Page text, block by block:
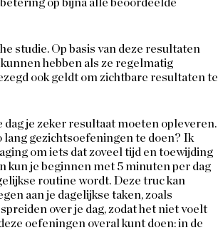
op bijna alle beoordeelde
studie. Op basis van deze resultaten
hebben als ze regelmatig
ook geldt om zichtbare resultaten te
dag je zeker resultaat moeten opleveren.
lang gezichtsoefeningen te doen? Ik
om iets dat zoveel tijd en toewijding
kun je beginnen met 5 minuten per dag
routine wordt. Deze truc kan
aan je dagelijkse taken, zoals
over je dag, zodat het niet voelt
oefeningen overal kunt doen: in de